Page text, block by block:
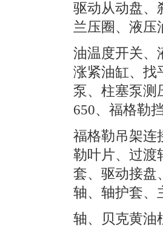
驱动从动盘、
兰压圈、液压
油温度开关、
涨紧油缸、找
泵、柱塞泵测
650、福格勒
福格勒吊架连
勒叶片、过渡
套、驱动接盘
轴、轴护套、
轴、贝克黄油